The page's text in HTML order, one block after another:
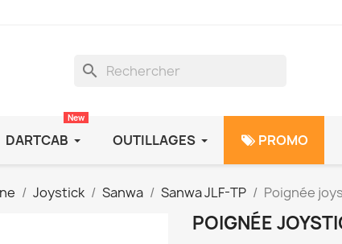
search
DARTCAB
New
OUTILLAGES PROMO
Joystick Sanwa Sanwa JLF-TP Poignée
POIGNÉE